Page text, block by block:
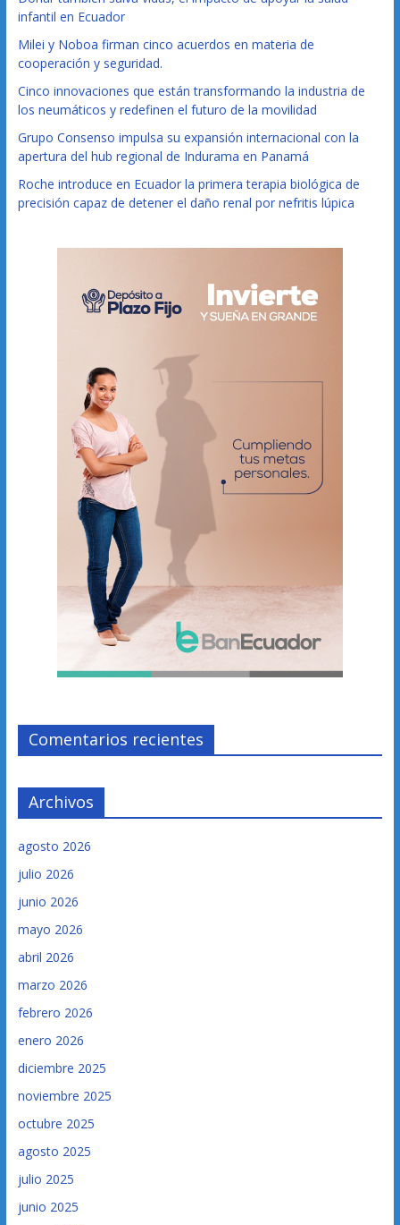
infantil en Ecuador
Milei y Noboa firman cinco acuerdos en materia de
cooperación y seguridad.
Cinco innovaciones que están transformando la industria de
los neumáticos y redefinen el futuro de la movilidad
Grupo Consenso impulsa su expansión internacional con la
apertura del hub regional de Indurama en Panamá
Roche introduce en Ecuador la primera terapia biológica de
precisión capaz de detener el daño renal por nefritis lúpica
Comentarios recientes
Archivos
agosto 2026
julio 2026
junio 2026
mayo 2026
abril 2026
marzo 2026
febrero 2026
enero 2026
diciembre 2025
noviembre 2025
octubre 2025
agosto 2025
julio 2025
junio 2025